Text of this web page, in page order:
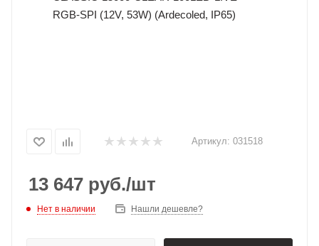
Артикул: 031518
13 647 руб./шт
Нет в наличии Нашли дешевле?